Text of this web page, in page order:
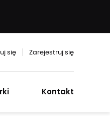
się Zarejestruj się
Kontakt